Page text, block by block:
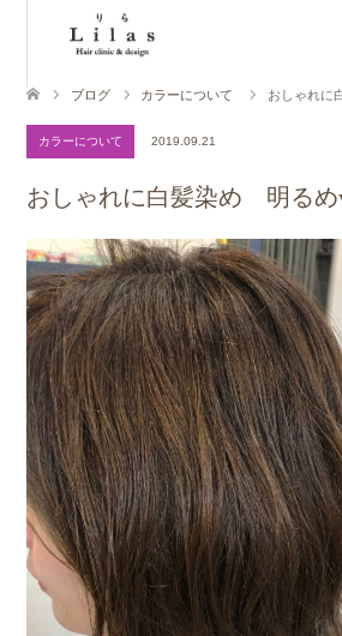
ブログ カラーについて おしゃれに
カラーについて 2019.09.21
おしゃれに白髪染め 明るめ